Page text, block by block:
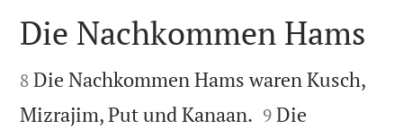

Die Nachkommen Hams

8 Die Nachkommen Hams waren Kusch,
Mizrajim, Put und Kanaan. 

9 Die